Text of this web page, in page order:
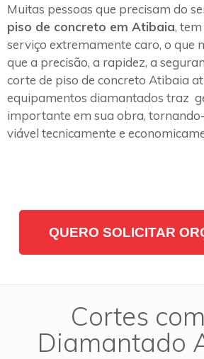
Muitas pessoas que precisam do
piso de concreto em Atibaia,
serviço extremamente caro, o que
que a precisão, a rapidez, a
corte de piso de concreto Atibaia
equipamentos diamantados traz
importante em sua obra,
viável tecnicamente e
QUERO SOLICITAR
Cortes
Diamantado